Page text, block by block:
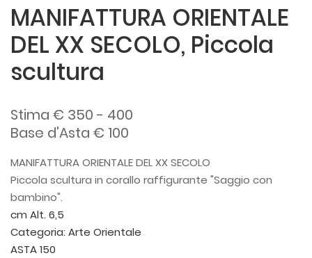
MANIFATTURA ORIENTALE
DEL XX SECOLO, Piccola
scultura
Stima € 350 - 400
Base d'Asta € 100
MANIFATTURA ORIENTALE DEL XX SECOLO
Piccola scultura in corallo raffigurante "Saggio con
bambino".
cm Alt. 6,5
Categoria: Arte Orientale
ASTA 150